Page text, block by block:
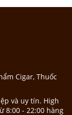
Cigar, Thuốc
và uy tín. High
8:00 - 22:00 hàng